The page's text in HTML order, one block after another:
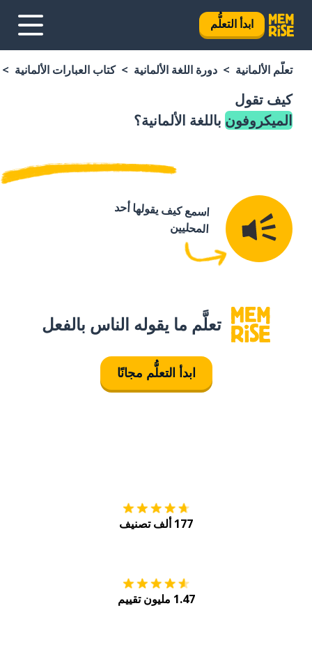
ابدأ التعلُّم
تعلَّم الألمانية دورة اللغة الألمانية كتاب العبارات الألمانية
كيف تقول
الميكروفون باللغة الألمانية؟
اسمع كيف يقولها أحد
المحليين
تعلَّم ما يقوله الناس بالفعل
ابدأ التعلُّم مجانًا
177 ألف تصنيف
1.47 مليون تقييم